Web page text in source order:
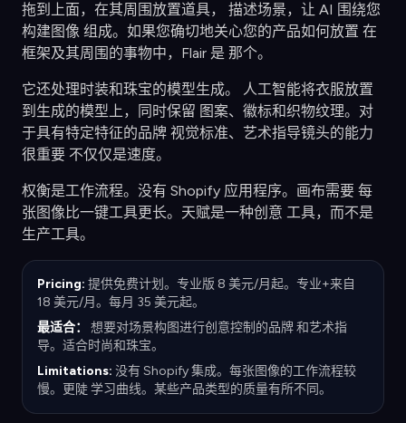
拖到上面，在其周围放置道具， 描述场景，让 AI 围绕您
构建图像 组成。如果您确切地关心您的产品如何放置 在
框架及其周围的事物中，Flair 是 那个。
它还处理时装和珠宝的模型生成。 人工智能将衣服放置
到生成的模型上，同时保留 图案、徽标和织物纹理。对
于具有特定特征的品牌 视觉标准、艺术指导镜头的能力
很重要 不仅仅是速度。
权衡是工作流程。没有 Shopify 应用程序。画布需要 每
张图像比一键工具更长。天赋是一种创意 工具，而不是
生产工具。
Pricing: 提供免费计划。专业版 8 美元/月起。专业+来自
18 美元/月。每月 35 美元起。
最适合：
想要对场景构图进行创意控制的品牌 和艺术指
导。适合时尚和珠宝。
Limitations: 没有 Shopify 集成。每张图像的工作流程较
慢。更陡 学习曲线。某些产品类型的质量有所不同。